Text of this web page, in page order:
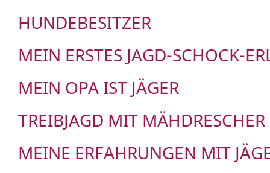
HUNDEBESITZER
MEIN ERSTES JAGD-SCHOCK-
MEIN OPA IST JÄGER
TREIBJAGD MIT MÄHDRESCHER
MEINE ERFAHRUNGEN MIT